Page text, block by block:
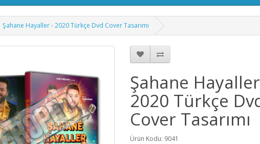
Şahane Hayaller - 2020 Türkçe Dvd Cover Tasarımı
Şahane
2020 Türkçe
Cover Tasarımı
Ürün Kodu: 9041